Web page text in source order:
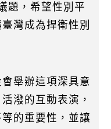
題，希望性別平
灣成為捍衛性別
舉辦這項深具意
潑的互動表演，
的重要性，並讓